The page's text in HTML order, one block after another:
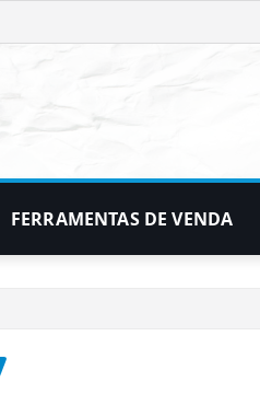
FERRAMENTAS DE VENDA